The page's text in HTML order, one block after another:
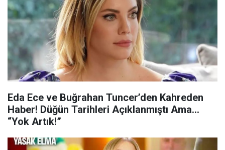
Eda Ece ve Buğrahan Tuncer’den Kahreden
Haber! Düğün Tarihleri Açıklanmıştı Ama…
“Yok Artık!”